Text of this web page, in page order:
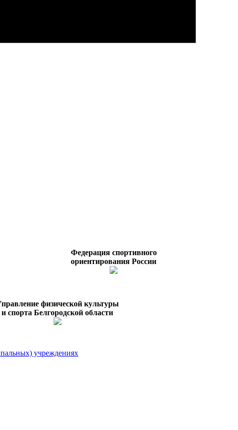
Федерация спортивного
ориентирования России
физической культуры
и спорта Белгородской области
учреждениях